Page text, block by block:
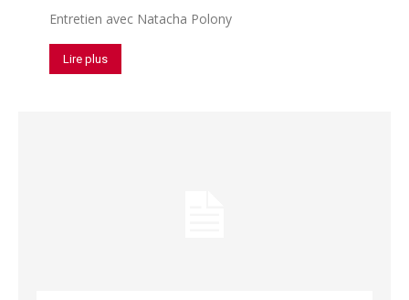
Entretien avec Natacha Polony
Lire plus